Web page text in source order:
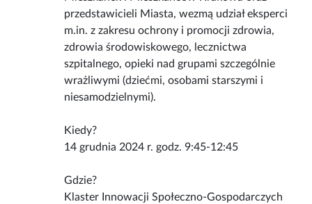
przedstawicieli Miasta, wezmą udział eksperci
m.in. z zakresu ochrony i promocji zdrowia,
zdrowia środowiskowego, lecznictwa
szpitalnego, opieki nad grupami szczególnie
wrażliwymi (dziećmi, osobami starszymi i
niesamodzielnymi).
Kiedy?
14 grudnia 2024 r. godz. 9:45-12:45
Gdzie?
Klaster Innowacji Społeczno-Gospodarczych